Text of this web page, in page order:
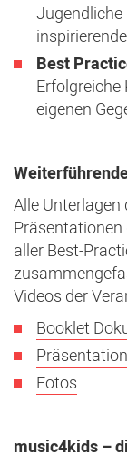
Best
eigenen
Alle
Präsentationen
aller Best-
Videos der
Booklet
Fotos
music4kids –